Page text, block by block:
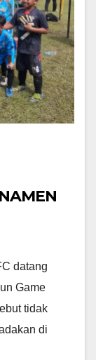
datang
Game
tidak
di